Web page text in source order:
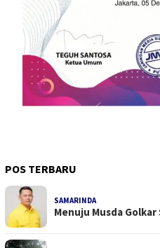
POS TERBARU
SAMARINDA
Menuju Musda